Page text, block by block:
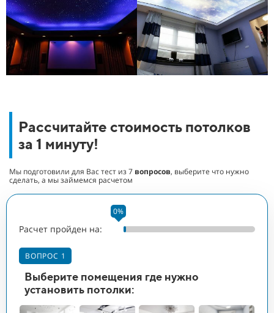
Рассчитайте стоимость потолков
за 1 минуту!
Мы подготовили для Вас тест из7 вопросов, выберите что нужно
сделать, а мы займемся расчетом
Расчет пройден на:
0%
ВОПРОС 1
Выберите помещения где нужно
установить потолки: